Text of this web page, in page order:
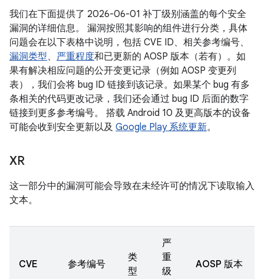
我们在下面提供了 2026-06-01 补丁级别涵盖的每个安全
漏洞的详细信息。 漏洞按照其影响的组件进行分类，具体
问题会在以下表格中说明，包括 CVE ID、相关参考编号、
漏洞类型、 严重程度和已更新的 AOSP 版本（若有）。如
果有解决相应问题的公开变更记录（例如 AOSP 变更列
表），我们会将 bug ID 链接到该记录。如果某个 bug 有多
条相关的代码更改记录，我们还会通过 bug ID 后面的数字
链接到更多参考编号。 搭载 Android 10 及更高版本的设备
可能会收到安全更新以及 Google Play 系统更新。
XR
这一部分中的漏洞可能会导致在未经许可的情况下读取输入
文本。
CVE 参考编号
类
型
严
重
级
AOSP 版本